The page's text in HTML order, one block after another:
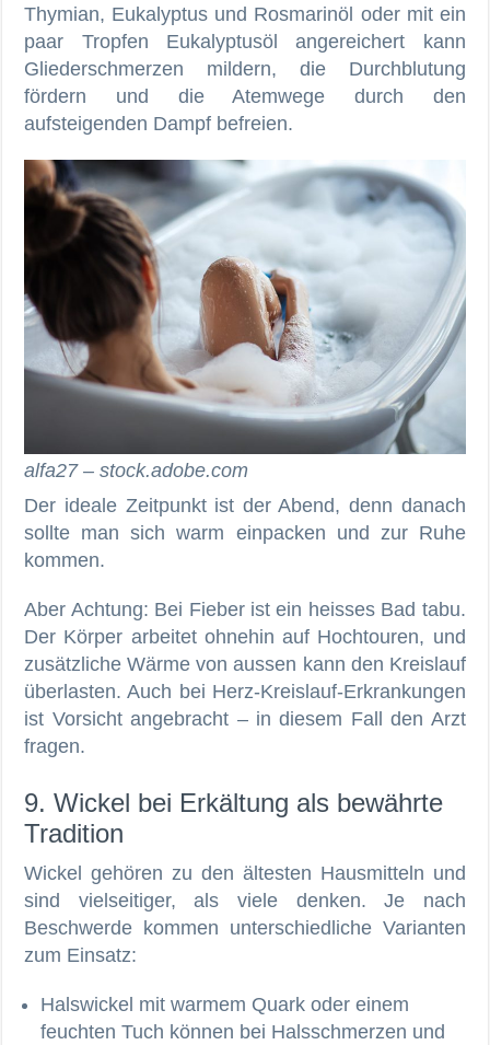
Thymian, Eukalyptus und Rosmarinöl oder mit ein
paar Tropfen Eukalyptusöl angereichert kann
Gliederschmerzen mildern, die Durchblutung
fördern und die Atemwege durch den
aufsteigenden Dampf befreien.
alfa27 – stock.adobe.com
Der ideale Zeitpunkt ist der Abend, denn danach
sollte man sich warm einpacken und zur Ruhe
kommen.
Aber Achtung: Bei Fieber ist ein heisses Bad tabu.
Der Körper arbeitet ohnehin auf Hochtouren, und
zusätzliche Wärme von aussen kann den Kreislauf
überlasten. Auch bei Herz-Kreislauf-Erkrankungen
ist Vorsicht angebracht – in diesem Fall den Arzt
fragen.
9. Wickel bei Erkältung als bewährte
Tradition
Wickel gehören zu den ältesten Hausmitteln und
sind vielseitiger, als viele denken. Je nach
Beschwerde kommen unterschiedliche Varianten
zum Einsatz:
Halswickel mit warmem Quark oder einem
feuchten Tuch können bei Halsschmerzen und